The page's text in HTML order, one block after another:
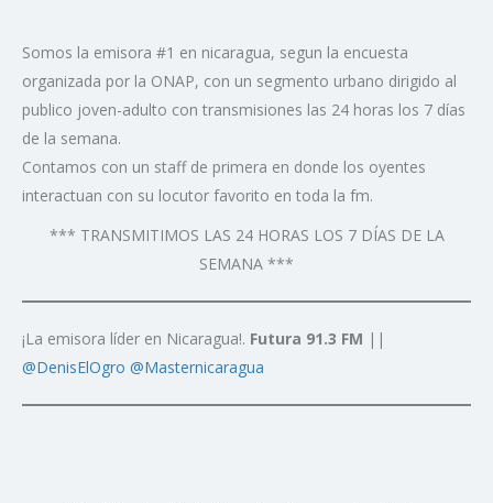
Somos la emisora #1 en nicaragua, segun la encuesta
organizada por la ONAP, con un segmento urbano dirigido al
publico joven-adulto con transmisiones las 24 horas los 7 días
de la semana.
Contamos con un staff de primera en donde los oyentes
interactuan con su locutor favorito en toda la fm.
*** TRANSMITIMOS LAS 24 HORAS LOS 7 DÍAS DE LA
SEMANA ***
¡La emisora líder en Nicaragua!. Futura 91.3 FM ||
@DenisElOgro @Masternicaragua